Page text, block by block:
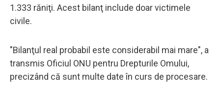
1.333 răniţi. Acest bilanţ include doar victimele
civile.
"Bilanţul real probabil este considerabil mai mare", a
transmis Oficiul ONU pentru Drepturile Omului,
precizând că sunt multe date în curs de procesare.